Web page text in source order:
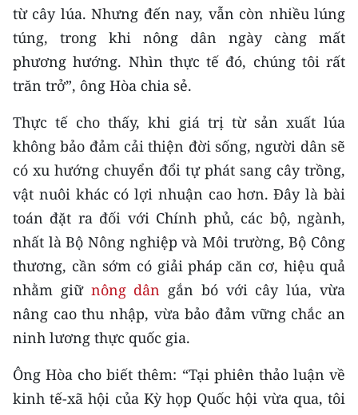
Trung du và miền núi phía Bắc
Đồng bằng sông Hồng
Bắc Trung Bộ
Duyên hải Nam Trung Bộ và Tây
Nguyên
Đông Nam Bộ
Đồng bằng sông Cửu Long
Chuyên trang Hà Nội
Chuyên trang TP. Hồ Chí Minh
CHUYÊN ĐỀ
CÁC CHUYÊN TRANG
từ cây lúa. Nhưng đến nay, vẫn còn nhiều lúng
túng, trong khi nông dân ngày càng mất
phương hướng. Nhìn thực tế đó, chúng tôi rất
trăn trở”, ông Hòa chia sẻ.
Thực tế cho thấy, khi giá trị từ sản xuất lúa
không bảo đảm cải thiện đời sống, người dân sẽ
có xu hướng chuyển đổi tự phát sang cây trồng,
vật nuôi khác có lợi nhuận cao hơn. Đây là bài
toán đặt ra đối với Chính phủ, các bộ, ngành,
nhất là Bộ Nông nghiệp và Môi trường, Bộ Công
thương, cần sớm có giải pháp căn cơ, hiệu quả
nhằm giữ nông dân gắn bó với cây lúa, vừa
nâng cao thu nhập, vừa bảo đảm vững chắc an
ninh lương thực quốc gia.
Ông Hòa cho biết thêm: “Tại phiên thảo luận về
kinh tế-xã hội của Kỳ họp Quốc hội vừa qua, tôi